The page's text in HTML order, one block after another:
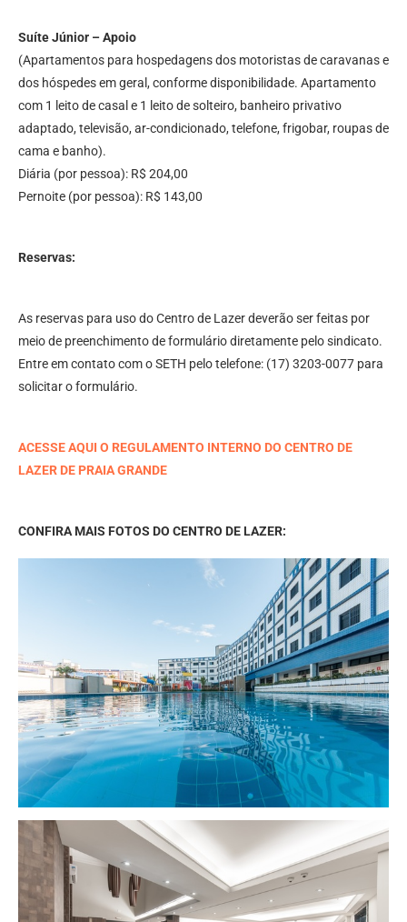
Suíte Júnior – Apoio
(Apartamentos para hospedagens dos motoristas de caravanas e
dos hóspedes em geral, conforme disponibilidade. Apartamento
com 1 leito de casal e 1 leito de solteiro, banheiro privativo
adaptado, televisão, ar-condicionado, telefone, frigobar, roupas de
cama e banho).
Diária (por pessoa): R$ 204,00
Pernoite (por pessoa): R$ 143,00
Reservas:
As reservas para uso do Centro de Lazer deverão ser feitas por
meio de preenchimento de formulário diretamente pelo sindicato.
Entre em contato com o SETH pelo telefone: (17) 3203-0077 para
solicitar o formulário.
ACESSE AQUI O REGULAMENTO INTERNO DO CENTRO DE
LAZER DE PRAIA GRANDE
CONFIRA MAIS FOTOS DO CENTRO DE LAZER: